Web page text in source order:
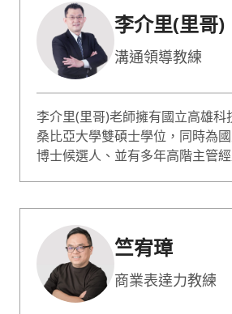
課》與《誰說只是約會，你就不用
籍，以實務案例剖析談判技巧與法
企業與民間團體做演講和培訓，深
師相信談判的核心在於理解與策
協助法律風險之控管並取得優勢。
李介里(里哥)
溝通領導教練
李介里(里哥)老師擁有國立高雄科
桑比亞大學雙碩士學位，同時為
博士候選人、並有多年高階主管
務結合，讓學員能夠學以致用。
全英文授課經驗，並在多家企業擔
竺宥璋
商業表達⼒教練